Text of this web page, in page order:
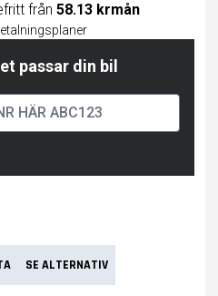
från 58.13 krmån
passar din bil
SE ALTERNATIV